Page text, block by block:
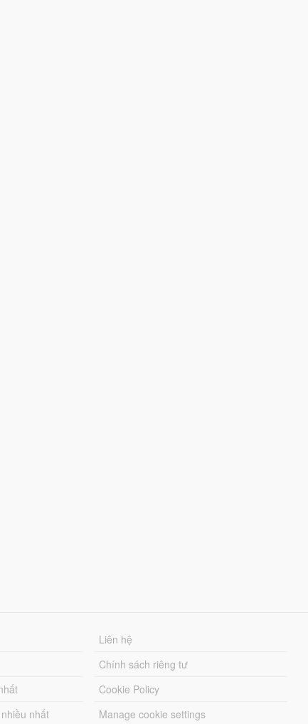
nhất
Liên hệ
Chính sách riêng tư
Cookie Policy
Manage cookie settings